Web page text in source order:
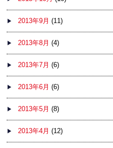
2013年9月 (11)
2013年8月 (4)
2013年7月 (6)
2013年6月 (6)
2013年5月 (8)
2013年4月 (12)